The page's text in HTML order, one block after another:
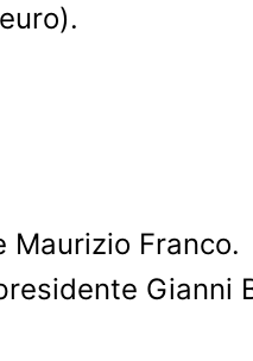
Maurizio Franco.
Gianni